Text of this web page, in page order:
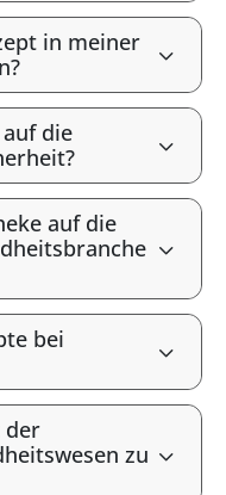
in meiner
auf die
auf die
bei
der
zu